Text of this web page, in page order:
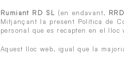
Rumiant RD SL (en endavant,
Mitjançant la present Política de
personal que es recapten en el
Aquest lloc web, igual que la